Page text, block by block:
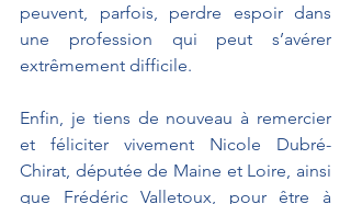
peuvent, parfois, perdre espoir dans
une profession qui peut s’avérer
extrêmement difficile.
Enfin, je tiens de nouveau à remercier
et féliciter vivement Nicole Dubré-
Chirat, députée de Maine et Loire, ainsi
que Frédéric Valletoux, pour être à